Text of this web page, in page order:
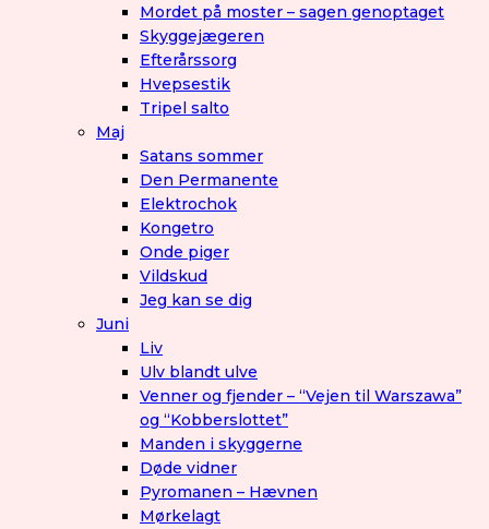
Mordet på moster – sagen genoptaget
Skyggejægeren
Efterårssorg
Hvepsestik
Tripel salto
Maj
Satans sommer
Den Permanente
Elektrochok
Kongetro
Onde piger
Vildskud
Jeg kan se dig
Juni
Liv
Ulv blandt ulve
Venner og fjender – “Vejen til Warszawa”
og “Kobberslottet”
Manden i skyggerne
Døde vidner
Pyromanen – Hævnen
Mørkelagt